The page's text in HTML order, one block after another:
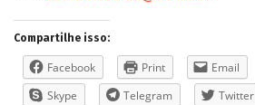
Compartilhe isso:
Facebook Print Email
Skype
Telegram Twitter